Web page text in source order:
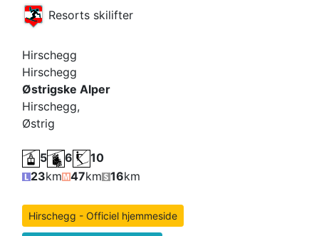
Resorts skilifter
Hirschegg
Hirschegg
Østrigske Alper
Hirschegg,
Østrig
5 6
10
23km 47km 16km
Hirschegg - Officiel hjemmeside